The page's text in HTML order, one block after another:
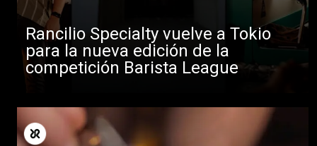
Rancilio Specialty vuelve a Tokio
para la nueva edición de la
competición Barista League